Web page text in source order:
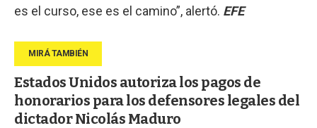
es el curso, ese es el camino”, alertó. EFE
Estados Unidos autoriza los pagos de
honorarios para los defensores legales del
dictador Nicolás Maduro